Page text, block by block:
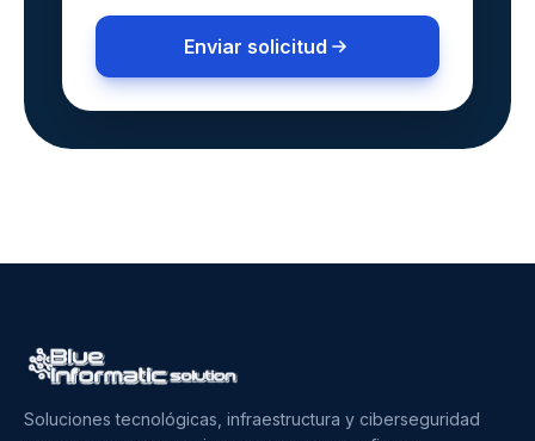
Enviar solicitud
Soluciones tecnológicas, infraestructura y ciberseguridad